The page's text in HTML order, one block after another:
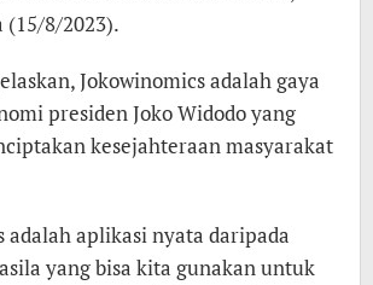
(15/8/2023).
Jokowinomics adalah gaya
presiden Joko Widodo yang
kesejahteraan masyarakat
adalah aplikasi nyata daripada
yang bisa kita gunakan untuk